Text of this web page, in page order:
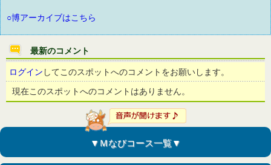
○博アーカイブはこちら
最新のコメント
ログイン してこのスポットへのコメントをお願いします。
現在このスポットへのコメントはありません。
▼Ｍなびコース一覧▼